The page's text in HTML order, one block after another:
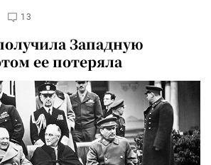
13
Западную
ее потеряла